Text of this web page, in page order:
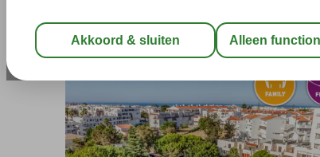
Fly & Go Albufeira Sol
All Inclusive Appartement